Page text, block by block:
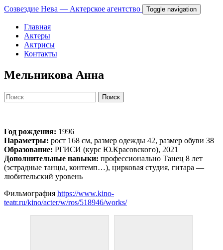
Созвездие Нева — Актерское агентство Toggle navigation
Главная
Актеры
Актрисы
Контакты
Мельникова Анна
Год рождения: 1996
Параметры: рост 168 см, размер одежды 42, размер обуви 38
Образование: РГИСИ (курс Ю.Красовского), 2021
Дополнительные навыки: профессионально Танец 8 лет
(эстрадные танцы, контемп…), цирковая студия, гитара —
любительский уровень
Фильмография https://www.kino-
teatr.ru/kino/acter/w/ros/518946/works/